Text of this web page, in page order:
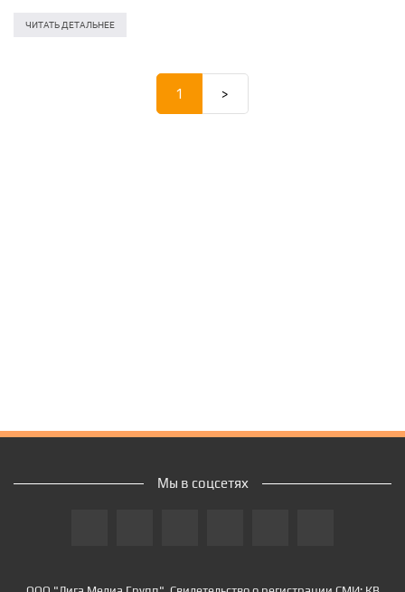
участкам. С сегодняшнего дня еще четыре дополнительные…
ЧИТАТЬ ДЕТАЛЬНЕЕ
1 >
Мы в соцсетях